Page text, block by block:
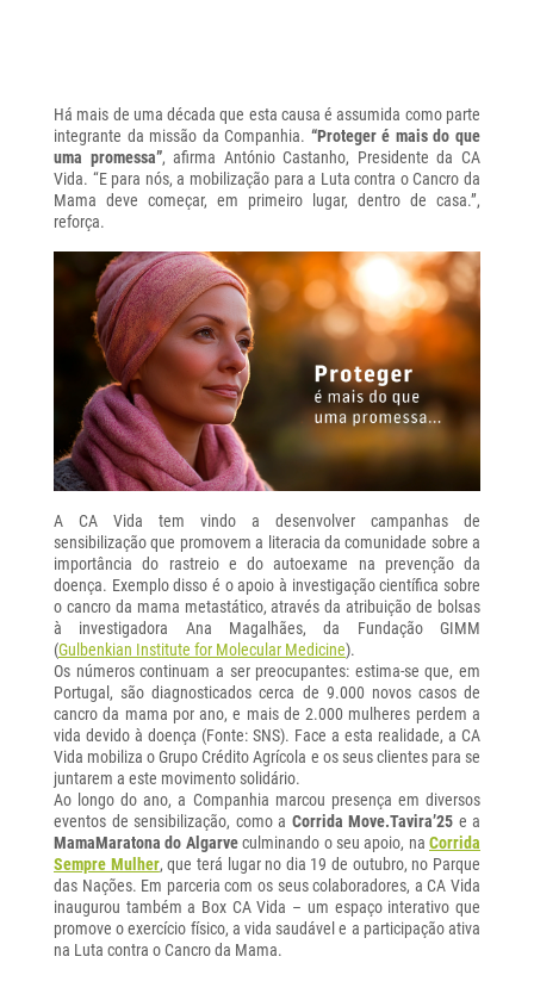
Há mais de uma década que esta causa é assumida como parte
integrante da missão da Companhia. “Proteger é mais do que
uma promessa”, afirma António Castanho, Presidente da CA
Vida. “E para nós, a mobilização para a Luta contra o Cancro da
Mama deve começar, em primeiro lugar, dentro de casa.”,
reforça.
A CA Vida tem vindo a desenvolver campanhas de
sensibilização que promovem a literacia da comunidade sobre a
importância do rastreio e do autoexame na prevenção da
doença. Exemplo disso é o apoio à investigação científica sobre
o cancro da mama metastático, através da atribuição de bolsas
à investigadora Ana Magalhães, da Fundação GIMM
(Gulbenkian Institute for Molecular Medicine).
Os números continuam a ser preocupantes: estima-se que, em
Portugal, são diagnosticados cerca de 9.000 novos casos de
cancro da mama por ano, e mais de 2.000 mulheres perdem a
vida devido à doença (Fonte: SNS). Face a esta realidade, a CA
Vida mobiliza o Grupo Crédito Agrícola e os seus clientes para se
juntarem a este movimento solidário.
Ao longo do ano, a Companhia marcou presença em diversos
eventos de sensibilização, como a Corrida Move.Tavira’25 e a
MamaMaratona do Algarveculminando o seu apoio, na Corrida
Sempre Mulher, que terá lugar no dia 19 de outubro, no Parque
das Nações. Em parceria com os seus colaboradores, a CA Vida
inaugurou também a Box CA Vida – um espaço interativo que
promove o exercício físico, a vida saudável e a participação ativa
na Luta contra o Cancro da Mama.